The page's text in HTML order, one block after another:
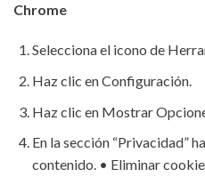
Chrome
Selecciona el icono de
Haz clic en Configuración.
Haz clic en Mostrar
En la sección “Privacidad”
contenido. • Eliminar